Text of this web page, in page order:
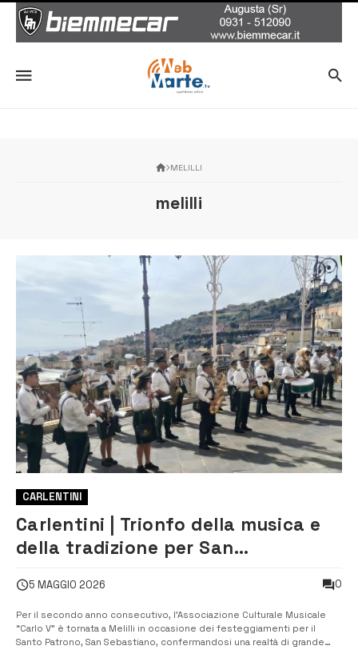
MELILLI
melilli
CARLENTINI
Carlentini | Trionfo della musica e
della tradizione per San
l’Associazione Culturale Musicale
“Carlo V”
5 MAGGIO 2026 0
Per il secondo anno consecutivo, l’Associazione Culturale Musicale
“Carlo V” è tornata a Melilli in occasione dei festeggiamenti per il
Santo Patrono, San Sebastiano, confermandosi una realtà di grande